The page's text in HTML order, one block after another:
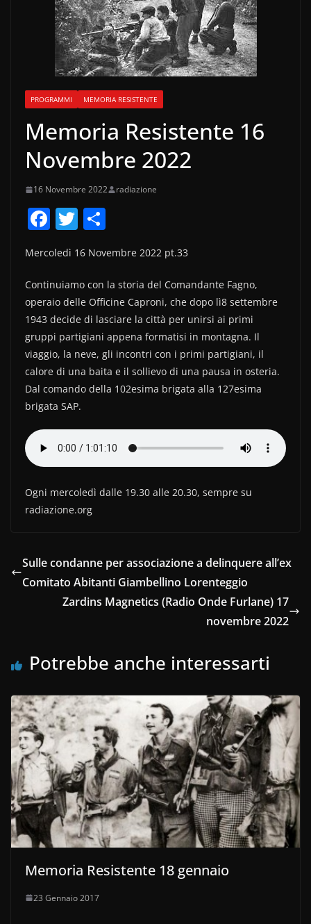
PROGRAMMI MEMORIA RESISTENTE
Memoria Resistente 16
Novembre 2022
16 Novembre 2022 radiazione
F
a
c
e
b
o
o
k
T
itt
er
n
di
vi
di
Mercoledì 16 Novembre 2022 pt.33
Continuiamo con la storia del Comandante Fagno,
operaio delle Officine Caproni, che dopo lì8 settembre
1943 decide di lasciare la città per unirsi ai primi
gruppi partigiani appena formatisi in montagna. Il
viaggio, la neve, gli incontri con i primi partigiani, il
calore di una baita e il sollievo di una pausa in osteria.
Dal comando della 102esima brigata alla 127esima
brigata SAP.
Ogni mercoledì dalle 19.30 alle 20.30, sempre su
radiazione.org
Sulle condanne per associazione a delinquere all’ex
Comitato Abitanti Giambellino Lorenteggio
Zardins Magnetics (Radio Onde Furlane) 17
novembre 2022
Potrebbe anche interessarti
Memoria Resistente 18 gennaio
23 Gennaio 2017